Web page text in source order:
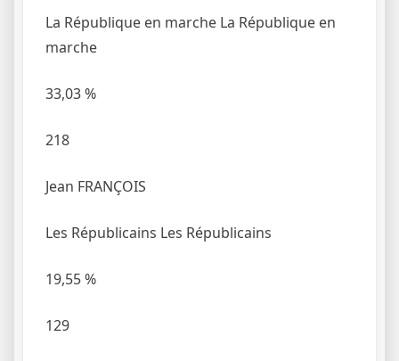
La République en marche La République en
marche
33,03%
218
Jean FRANÇOIS
Les Républicains Les Républicains
19,55%
129